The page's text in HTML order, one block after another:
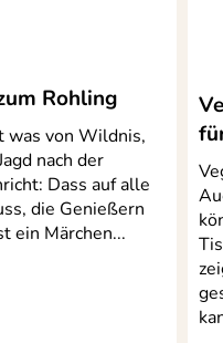
Rohling
was von Wildnis,
nach der
Dass auf alle
die Genießern
ein Märchen...